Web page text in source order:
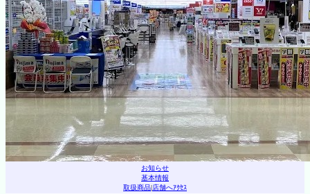
お知らせ
基本情報
取扱商品|店舗へｱｸｾｽ